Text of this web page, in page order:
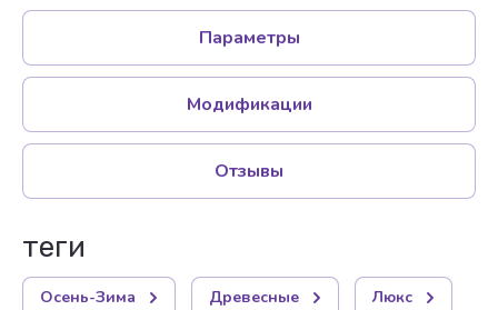
Параметры
Модификации
Отзывы
теги
Осень-Зима Древесные Люкс